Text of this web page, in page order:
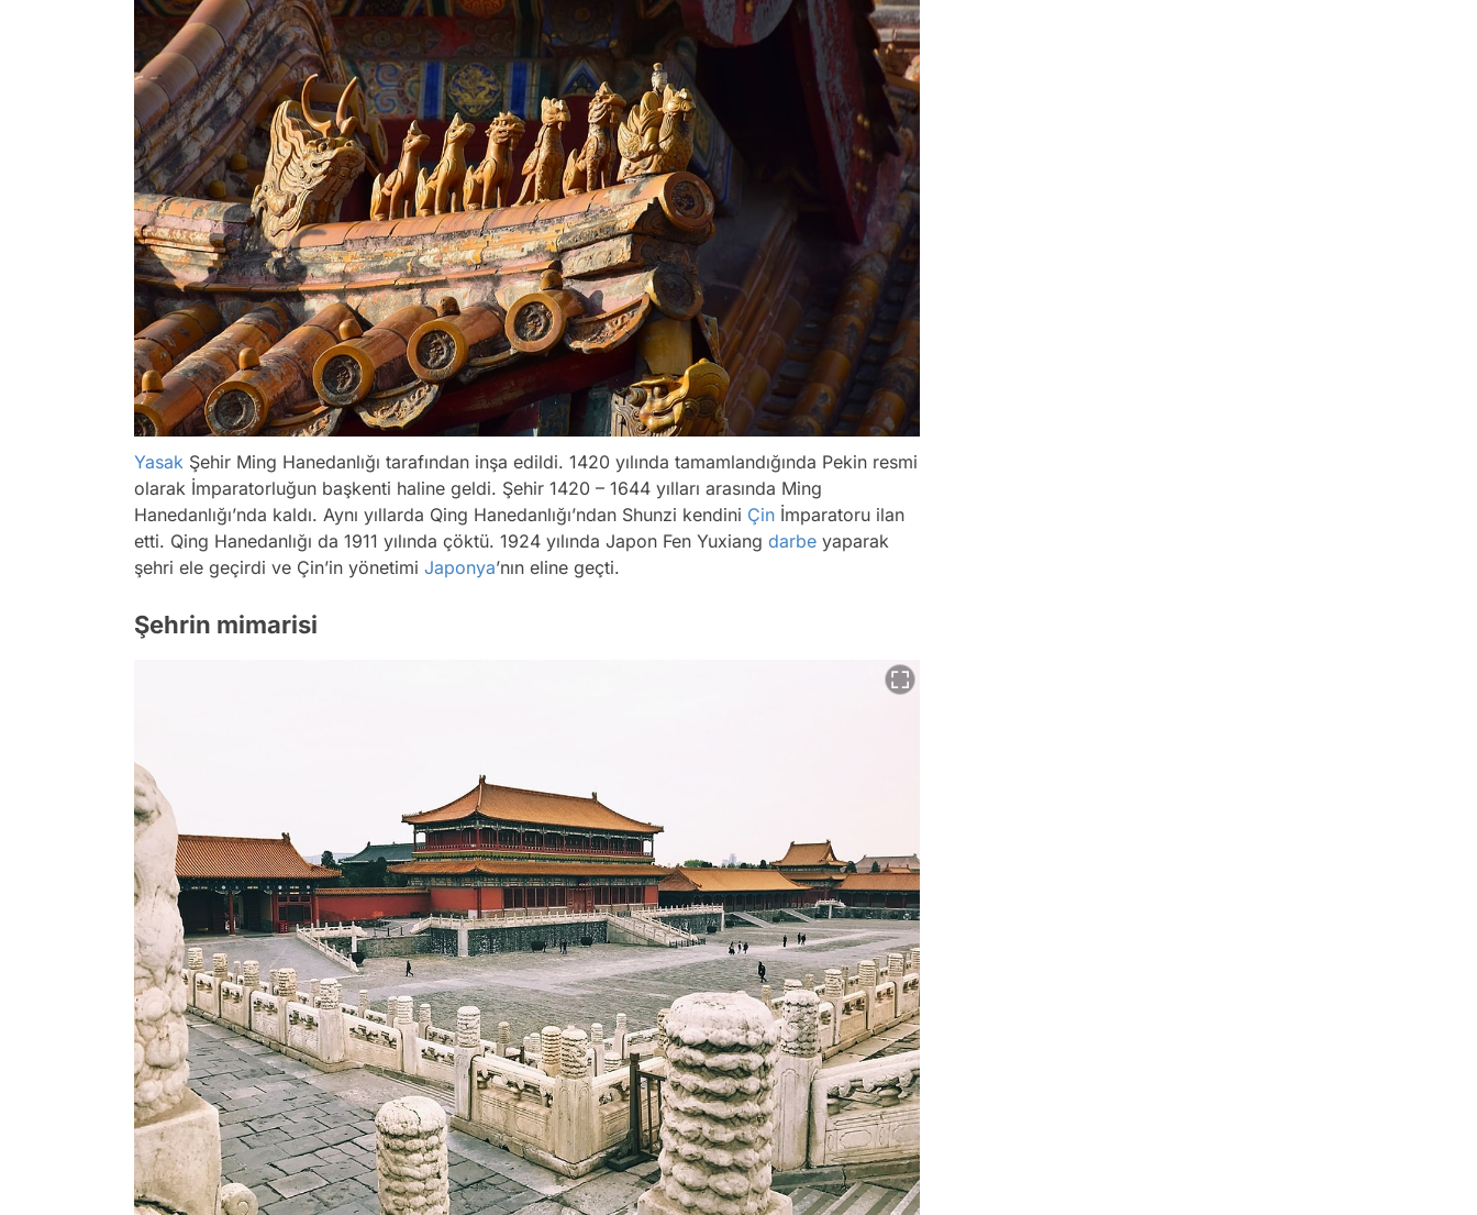
Yasak Şehir Ming Hanedanlığı tarafından inşa edildi. 1420 yılında tamamlandığında Pekin resmi
olarak İmparatorluğun başkenti haline geldi. Şehir 1420 – 1644 yılları arasında Ming
Hanedanlığı’nda kaldı. Aynı yıllarda Qing Hanedanlığı’ndan Shunzi kendini Çin İmparatoru ilan
etti. Qing Hanedanlığı da 1911 yılında çöktü. 1924 yılında Japon Fen Yuxiang darbe yaparak
şehri ele geçirdi ve Çin’in yönetimi Japonya’nın eline geçti.
Şehrin mimarisi